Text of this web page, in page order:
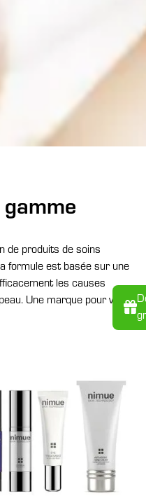
de produits de soins
formule est basée sur une
les causes
Une marque pour votre